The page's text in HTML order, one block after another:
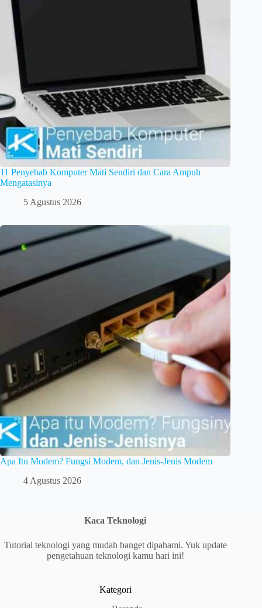
11 Penyebab Komputer Mati Sendiri dan Cara Ampuh
Mengatasinya
5 Agustus 2026
Apa Itu Modem? Fungsi Modem, dan Jenis-Jenis Modem
4 Agustus 2026
Kaca Teknologi
Tutorial teknologi yang mudah banget dipahami. Yuk update
pengetahuan teknologi kamu hari ini!
Kategori